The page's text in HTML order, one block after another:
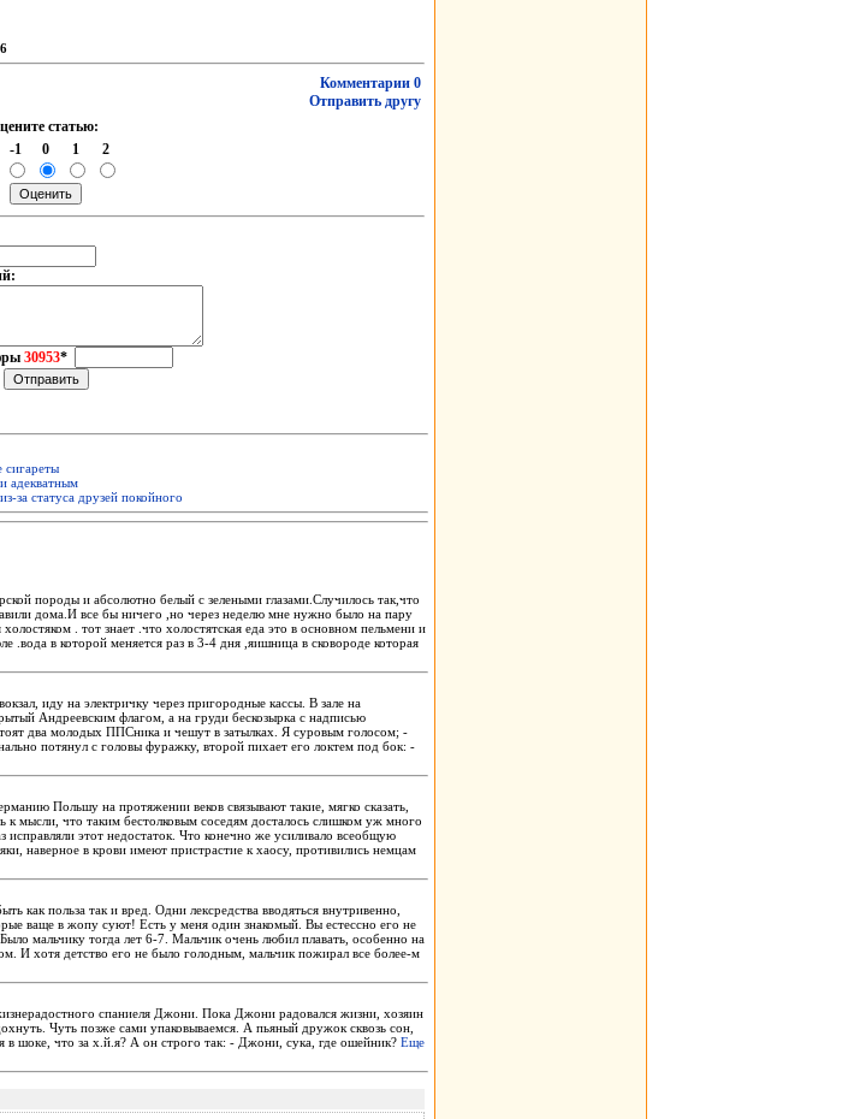
Комментарии 0
Отправить другу
статью:
-1 0 1 2
30953*
сигареты
адекватным
за статуса друзей покойного
породы и абсолютно белый с зелеными глазами.Случилось так,что
дома.И все бы ничего ,но через неделю мне нужно было на пару
. тот знает .что холостятская еда это в основном пельмени и
.вода в которой меняется раз в 3-4 дня ,яишница в сковороде которая
иду на электричку через пригородные кассы. В зале на
Андреевским флагом, а на груди бескозырка с надписью
два молодых ППСника и чешут в затылках. Я суровым голосом; -
потянул с головы фуражку, второй пихает его локтем под бок: -
Польшу на протяжении веков связывают такие, мягко сказать,
к мысли, что таким бестолковым соседям досталось слишком уж много
исправляли этот недостаток. Что конечно же усиливало всеобщую
наверное в крови имеют пристрастие к хаосу, противились немцам
как польза так и вред. Одни лексредства вводяться внутривенно,
ваще в жопу суют! Есть у меня один знакомый. Вы естессно его не
мальчику тогда лет 6-7. Мальчик очень любил плавать, особенно на
И хотя детство его не было голодным, мальчик пожирал все более-м
спаниеля Джони. Пока Джони радовался жизни, хозяин
Чуть позже сами упаковываемся. А пьяный дружок сквозь сон,
в шоке, что за х.й.я? А он строго так: - Джони, сука, где ошейник? Еще